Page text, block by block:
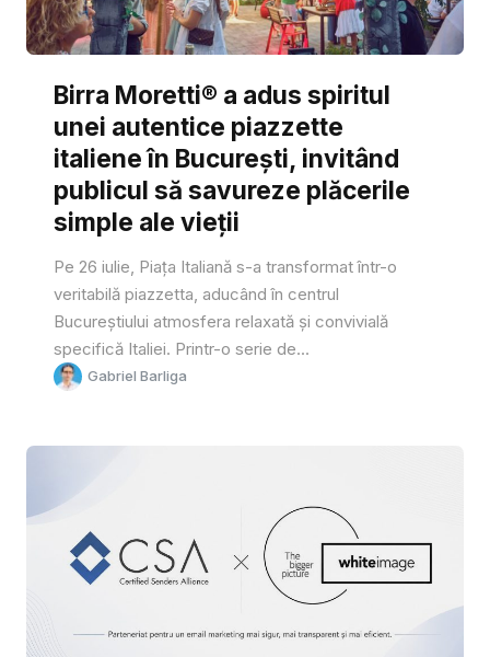
Birra Moretti® a adus spiritul
unei autentice piazzette
italiene în București, invitând
publicul să savureze plăcerile
simple ale vieții
Pe 26 iulie, Piața Italiană s-a transformat într-o
veritabilă piazzetta, aducând în centrul
Bucureștiului atmosfera relaxată și convivială
specifică Italiei. Printr-o serie de...
Gabriel Barliga